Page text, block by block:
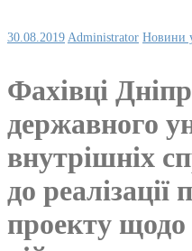
30.08.2019 Administrator Новини
Фахівці
державного
внутрішніх
до реалізації
проекту щодо